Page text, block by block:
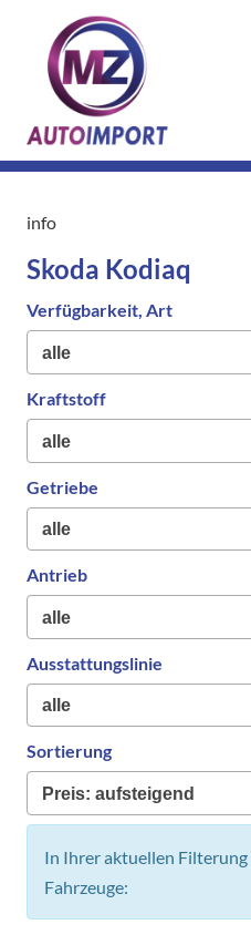
info
Skoda Kodiaq
Verfügbarkeit, Art
Kraftstoff
Getriebe
Antrieb
Ausstattungslinie
Sortierung
In Ihrer aktuellen Filterung
Fahrzeuge: